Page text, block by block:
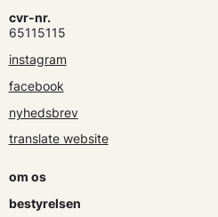
cvr-nr.
65115115
instagram
facebook
nyhedsbrev
translate website
om os
bestyrelsen